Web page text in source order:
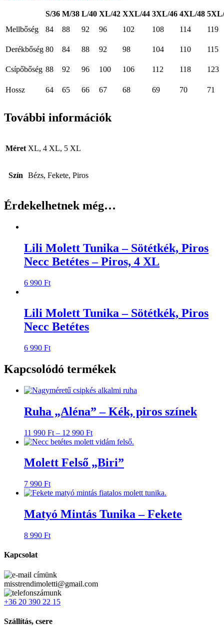
S/36 M/38 L/40 XL/42 XXL/44 3XL/46 4XL/48
Mellbőség
84 88 92 96 102 108 114 119
Derékbőség 80 84 88 92 98 104 110 115
Csípőbőség 88 92 96 100 106 112 118 123
Hossz 64 65 66 67 68 69 70 71
További információk
Méret XL, 4 XL, 5 XL
Szín Bézs, Fekete, Piros
Érdekelhetnek még…
Lili Molett Tunika – Sötétkék, Piros
Necc Betétes – Piros, 4 XL
6 990 Ft
Lili Molett Tunika – Sötétkék, Piros
Necc Betétes
6 990 Ft
Kapcsolódó termékek
Ruha „Aléna” – Kék, piros színek
11 990 Ft – 12 990 Ft
Molett Felső „Biri”
7 990 Ft
Matyó Mintás Tunika – Fekete
8 990 Ft
Kapcsolat
misstrendimoletti@gmail.com
+36 20 390 22 15
Szállítás, csere